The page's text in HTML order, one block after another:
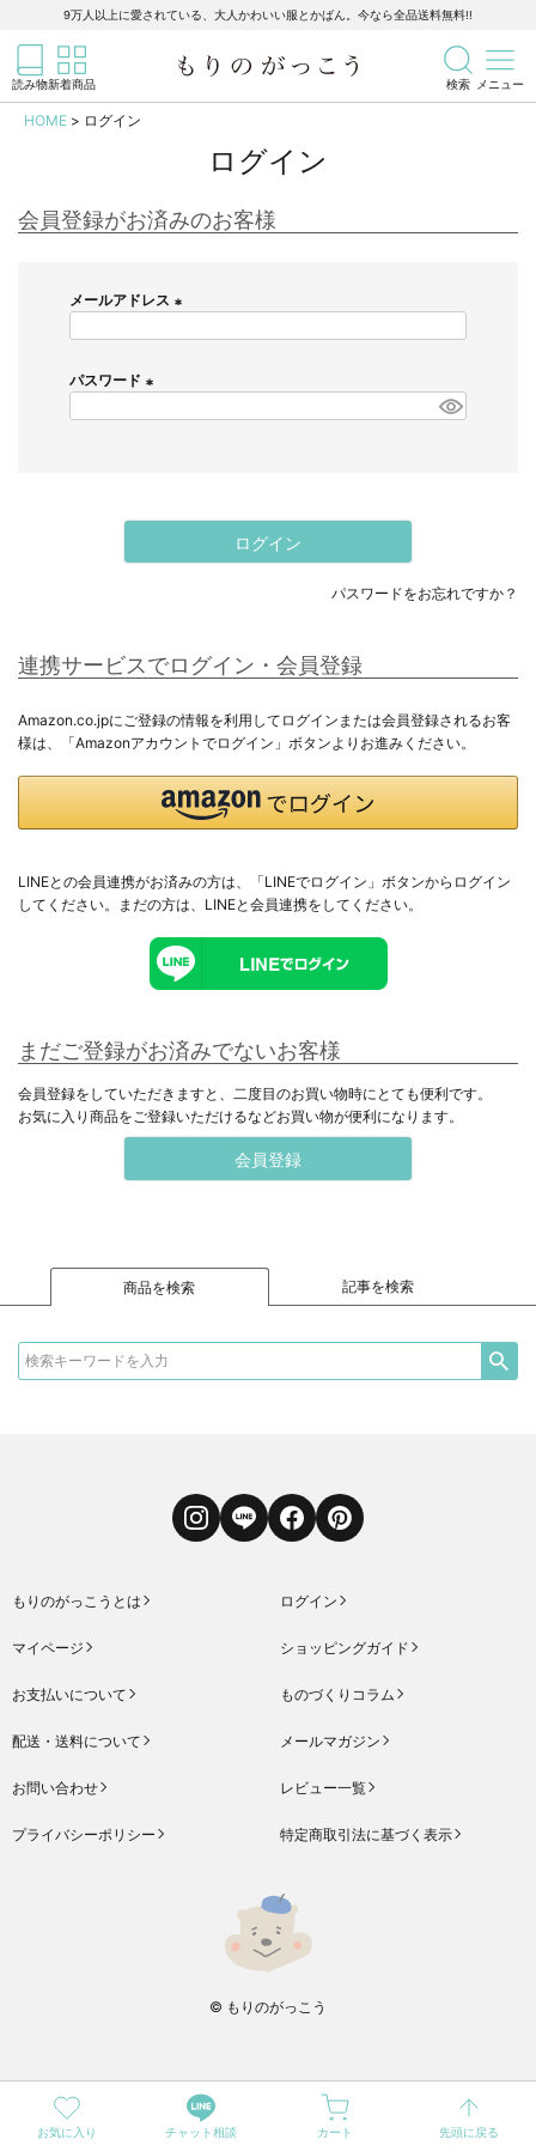
9万人以上に愛されている、大人かわいい服とかばん。今なら全品送料無料!!
読み物新着商品 検索 メニュー
商品を検索 記事を検索
HOME ログイン
靴下
タイツ／レギンス
ストールほか
大きなサイズ
メンズ
ボトムス
ギフト用ラッピング
ログイン
会員登録がお済みのお客様
メールアドレス
)
パスワード
ログイン
パスワードをお忘れですか？
連携サービスでログイン・会員登録
Amazon.co.jpにご登録の情報を利用してログインまたは会員登録されるお客
様は、「Amazonアカウントでログイン」ボタンよりお進みください。
LINEとの会員連携がお済みの方は、「LINEでログイン」ボタンからログイン
してください。まだの方は、 LINEと会員連携をしてください。
まだご登録がお済みでないお客様
会員登録をしていただきますと、二度目のお買い物時にとても便利です。
お気に入り商品をご登録いただけるなどお買い物が便利になります。
会員登録
商品を検索 記事を検索
InstagramLINE FacebookPinterest
もりのがっこうとは ログイン
マイページ ショッピングガイド
お支払いについて ものづくりコラム
配送・送料について メールマガジン
お問い合わせ レビュー一覧
プライバシーポリシー 特定商取引法に基づく表示
© もりのがっこう
お気に入り チャット相談 カート 先頭に戻る